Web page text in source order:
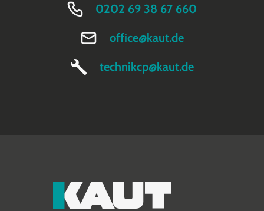
0202 69 38 67 660
office@kaut.de
technikcp@kaut.de